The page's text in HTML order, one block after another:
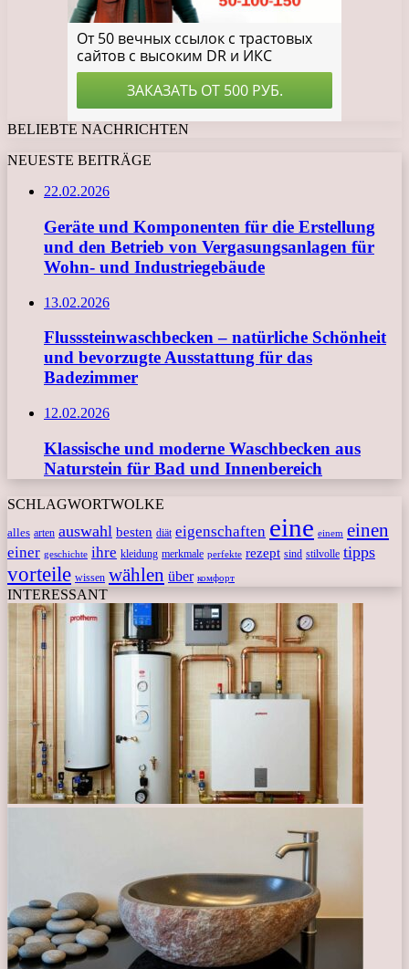
BELIEBTE NACHRICHTEN
NEUESTE BEITRÄGE
22.02.2026
Geräte und Komponenten für die Erstellung
und den Betrieb von Vergasungsanlagen für
Wohn- und Industriegebäude
13.02.2026
Flusssteinwaschbecken – natürliche Schönheit
und bevorzugte Ausstattung für das
Badezimmer
12.02.2026
Klassische und moderne Waschbecken aus
Naturstein für Bad und Innenbereich
SCHLAGWORTWOLKE
alles arten auswahl besten diät eigenschaften eine einem einen
einer geschichte ihre kleidung merkmale perfekte rezept sind stilvolle tipps
vorteile wissen wählen über комфорт
INTERESSANT